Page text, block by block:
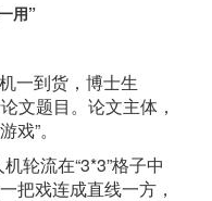
用”
一到货，博士生
文题目。论文主体，
”。
轮流在“3*3”格子中
把戏连成直线一方，